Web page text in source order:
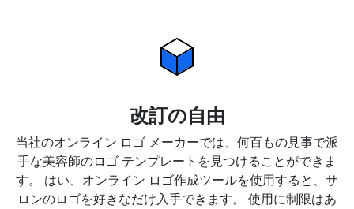
改訂の自由
当社のオンライン ロゴ メーカーでは、何百もの見事で派
手な美容師のロゴ テンプレートを見つけることができま
す。 はい、オンライン ロゴ作成ツールを使用すると、サ
ロンのロゴを好きなだけ入手できます。 使用に制限はあ